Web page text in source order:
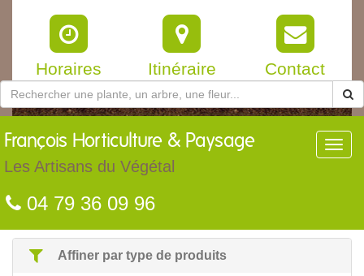
Horaires Itinéraire Contact
François Horticulture & Paysage
Les Artisans du Végétal
04 79 36 09 96
Affiner par type de produits